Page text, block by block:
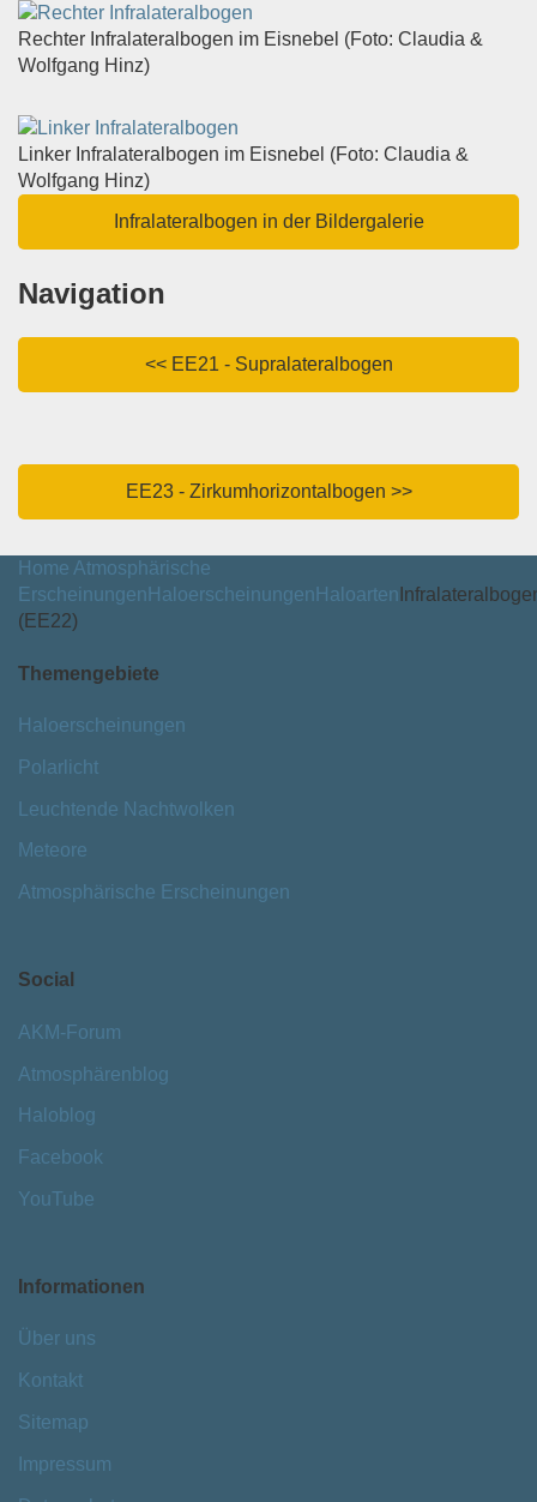
Rechter Infralateralbogen im Eisnebel (Foto: Claudia &
Wolfgang Hinz)
Linker Infralateralbogen im Eisnebel (Foto: Claudia &
Wolfgang Hinz)
Infralateralbogen in der Bildergalerie
Navigation
<< EE21 - Supralateralbogen
EE23 - Zirkumhorizontalbogen >>
Home Atmosphärische
Erscheinungen Haloerscheinungen Haloarten
(EE22)
Themengebiete
Haloerscheinungen
Polarlicht
Leuchtende Nachtwolken
Meteore
Atmosphärische Erscheinungen
Social
AKM-Forum
Atmosphärenblog
Haloblog
Facebook
YouTube
Informationen
Über uns
Kontakt
Sitemap
Impressum